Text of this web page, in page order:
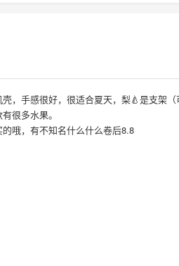
，手感很好，很适合夏天，梨🍐是支架（
很多水果。
哦，有不知名什么什么卷后8.8